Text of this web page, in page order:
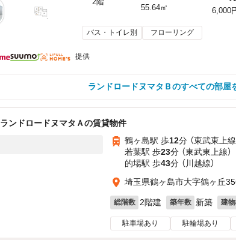
55.64㎡
6,000
バス・トイレ別 フローリング
提供
ランドロードヌマタＢのすべての部屋
ランドロードヌマタＡの賃貸物件
鶴ヶ島駅 歩12分 （東武東上線
若葉駅 歩23分 （東武東上線）
的場駅 歩43分 （川越線）
埼玉県鶴ヶ島市大字鶴ヶ丘
総階数 2階建 築年数 新築 建
駐車場あり 駐輪場あり